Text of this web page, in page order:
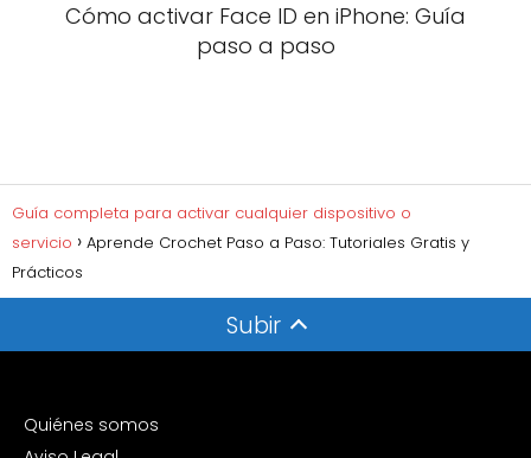
Cómo activar Face ID en iPhone: Guía
paso a paso
Guía completa para activar cualquier dispositivo o
servicio
Aprende Crochet Paso a Paso: Tutoriales Gratis y
Prácticos
Subir
Quiénes somos